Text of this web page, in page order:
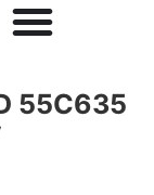
55C635